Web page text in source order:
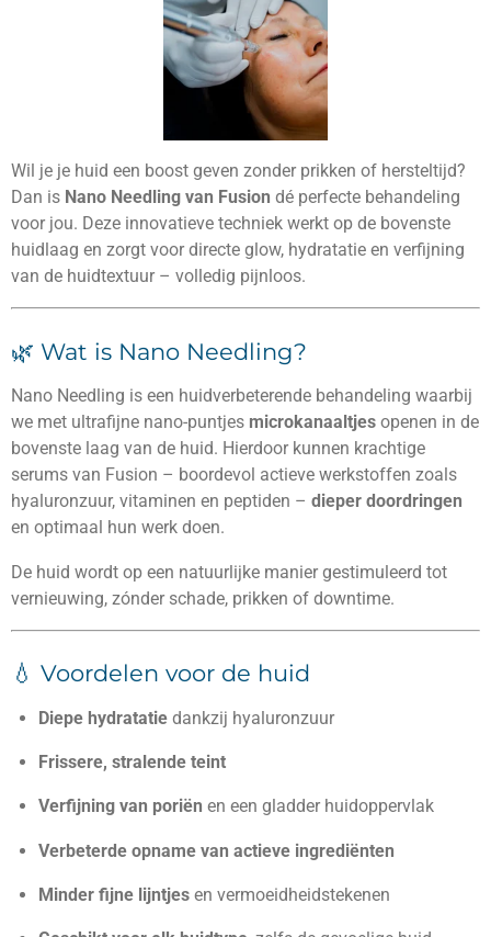
Wil je je huid een boost geven zonder prikken of hersteltijd?
Dan is Nano Needling van Fusion dé perfecte behandeling
voor jou. Deze innovatieve techniek werkt op de bovenste
huidlaag en zorgt voor directe glow, hydratatie en verfijning
van de huidtextuur – volledig pijnloos.
🌿 Wat is Nano Needling?
Nano Needling is een huidverbeterende behandeling waarbij
we met ultrafijne nano-puntjes microkanaaltjes openen in de
bovenste laag van de huid. Hierdoor kunnen krachtige
serums van Fusion – boordevol actieve werkstoffen zoals
hyaluronzuur, vitaminen en peptiden – dieper doordringen
en optimaal hun werk doen.
De huid wordt op een natuurlijke manier gestimuleerd tot
vernieuwing, zónder schade, prikken of downtime.
💧 Voordelen voor de huid
Diepe hydratatiedankzij hyaluronzuur
Frissere, stralende teint
Verfijning van poriën en een gladder huidoppervlak
Verbeterde opname van actieve ingrediënten
Minder fijne lijntjesen vermoeidheidstekenen